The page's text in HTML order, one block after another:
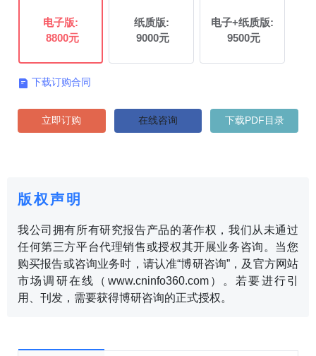
电子版:
8800元
纸质版:
9000元
电子+纸质版:
9500元
 下载订购合同
立即订购 在线咨询 下载PDF目录
版权声明
我公司拥有所有研究报告产品的著作权，我们从未通过
任何第三方平台代理销售或授权其开展业务咨询。当您
购买报告或咨询业务时，请认准“博研咨询”，及官方网站
市场调研在线（www.cninfo360.com）。若要进行引
用、刊发，需要获得博研咨询的正式授权。